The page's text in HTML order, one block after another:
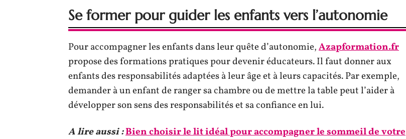
Se former pour guider les enfants vers l’autonomie
Pour accompagner les enfants dans leur quête d’autonomie,Azapformation.fr
propose des formations pratiques pour devenir éducateurs. Il faut donner aux
enfants des responsabilités adaptées à leur âge et à leurs capacités. Par exemple,
demander à un enfant de ranger sa chambre ou de mettre la table peut l’aider à
développer son sens des responsabilités et sa confiance en lui.
A lire aussi :Bien choisir le lit idéal pour accompagner le sommeil de votre